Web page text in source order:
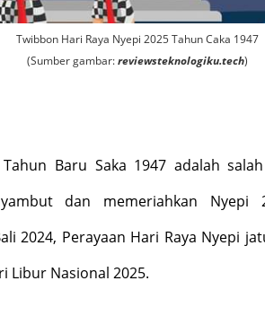
Twibbon Hari Raya Nyepi 2025 Tahun Caka 1947
(Sumber gambar:reviewsteknologiku.tech)
Baru Saka 1947 adalah
dan memeriahkan
2024, Perayaan Hari Raya Nyepi
Libur Nasional 2025.